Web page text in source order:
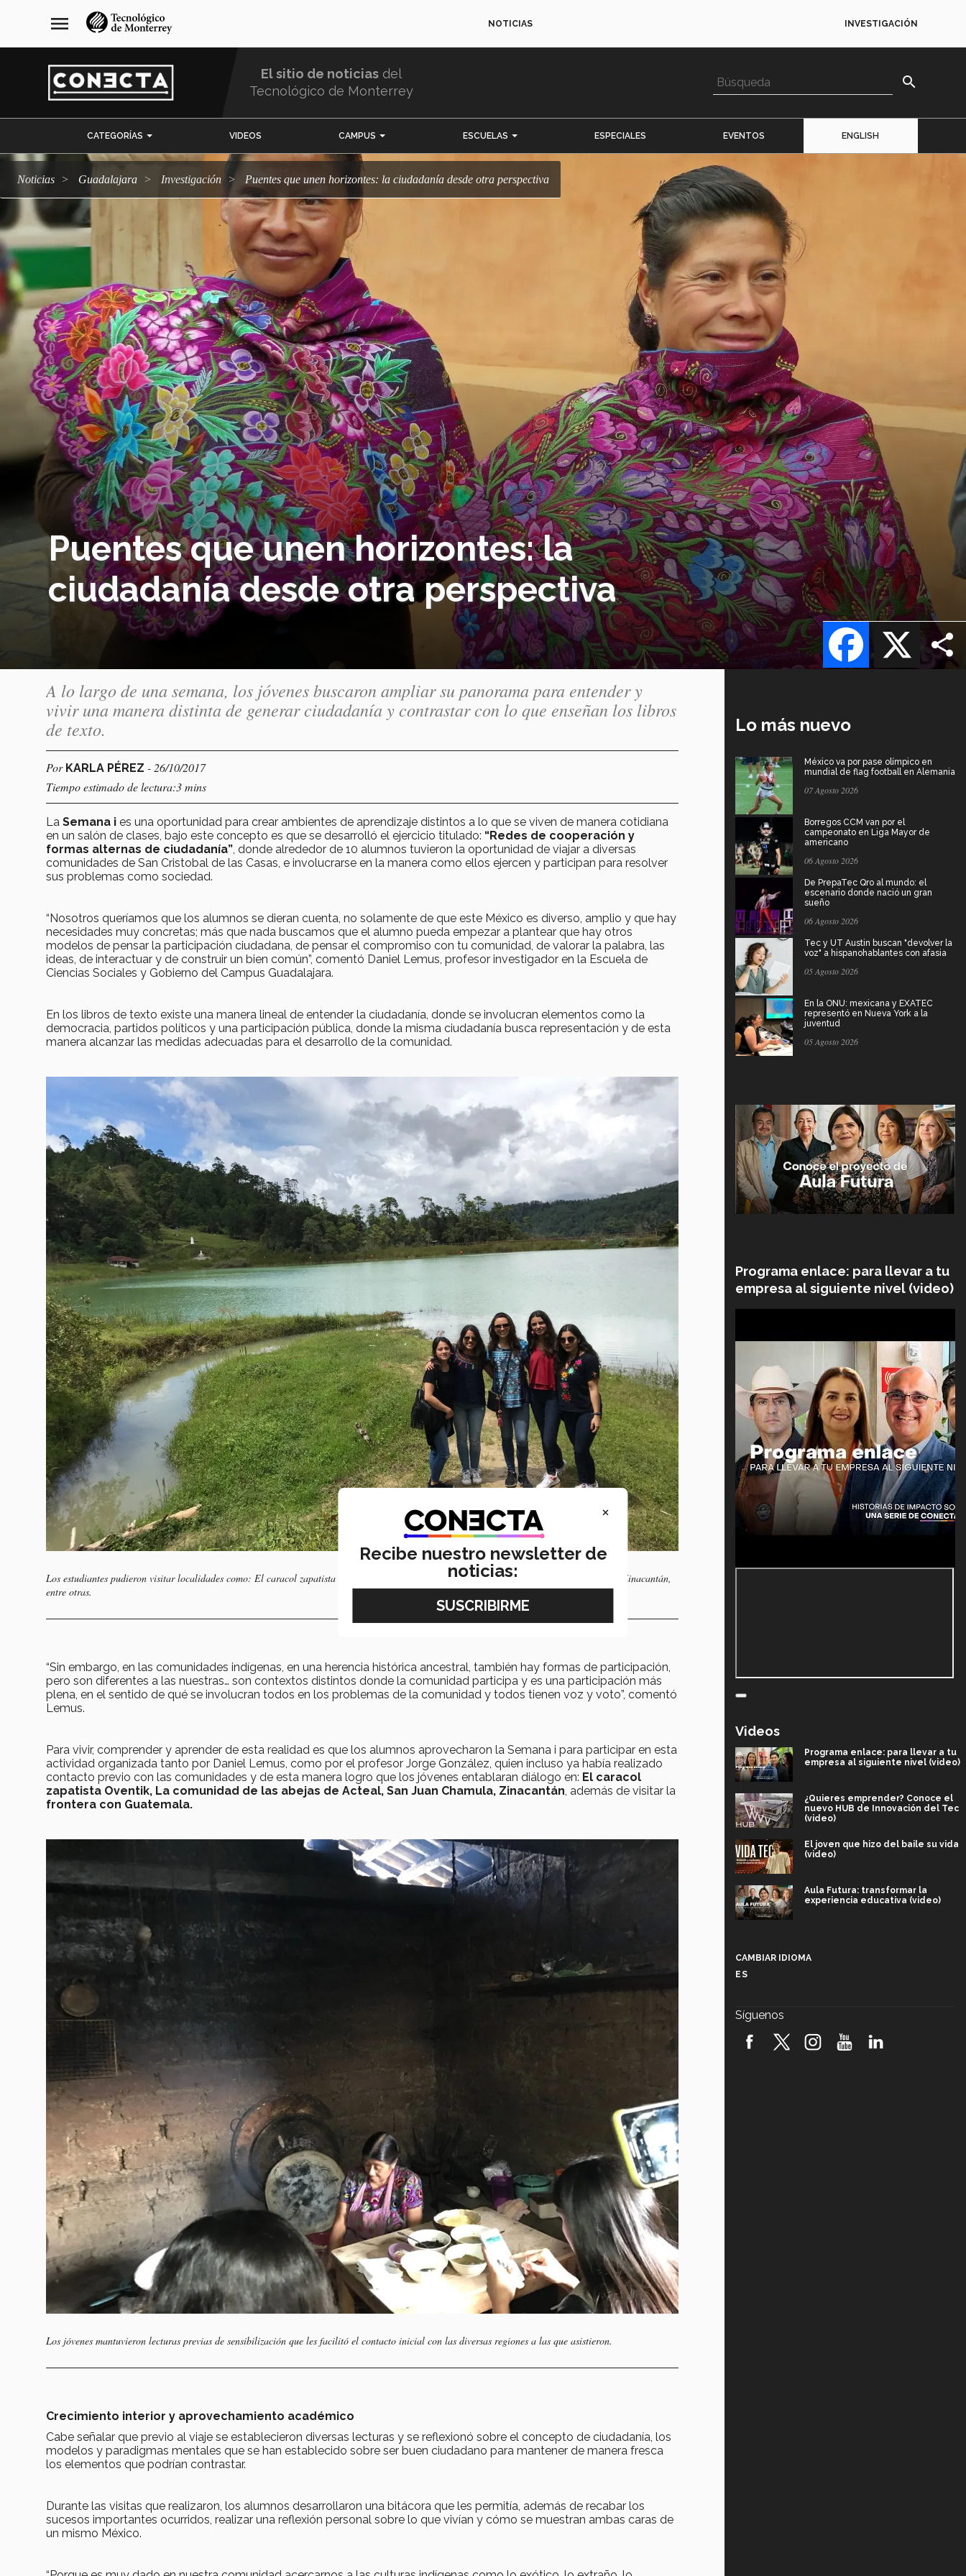
navegación
principal
menu NOTICIAS INVESTIGACIÓN
El sitio de noticias del
Tecnológico de Monterrey
search
CATEGORÍAS VIDEOS CAMPUS ESCUELAS ESPECIALES EVENTOS ENGLISH
Noticias Guadalajara Investigación Puentes que unen horizontes: la ciudadanía desde otra perspectiva
Puentes que unen horizontes: la
ciudadanía desde otra perspectiva
X
Facebook
A lo largo de una semana, los jóvenes buscaron ampliar su panorama para entender y
vivir una manera distinta de generar ciudadanía y contrastar con lo que enseñan los libros
de texto.
Por KARLA PÉREZ - 26/10/2017
Tiempo estimado de lectura:3 mins
La Semana i es una oportunidad para crear ambientes de aprendizaje distintos a lo que se viven de manera cotidiana
en un salón de clases, bajo este concepto es que se desarrolló el ejercicio titulado: “Redes de cooperación y
formas alternas de ciudadanía” , donde alrededor de 10 alumnos tuvieron la oportunidad de viajar a diversas
comunidades de San Cristobal de las Casas, e involucrarse en la manera como ellos ejercen y participan para resolver
sus problemas como sociedad.
“Nosotros queríamos que los alumnos se dieran cuenta, no solamente de que este México es diverso, amplio y que hay
necesidades muy concretas; más que nada buscamos que el alumno pueda empezar a plantear que hay otros
modelos de pensar la participación ciudadana, de pensar el compromiso con tu comunidad, de valorar la palabra, las
ideas, de interactuar y de construir un bien común”, comentó Daniel Lemus, profesor investigador en la Escuela de
Ciencias Sociales y Gobierno del Campus Guadalajara.
En los libros de texto existe una manera lineal de entender la ciudadanía, donde se involucran elementos como la
democracia, partidos políticos y una participación pública, donde la misma ciudadanía busca representación y de esta
manera alcanzar las medidas adecuadas para el desarrollo de la comunidad.
Los estudiantes pudieron visitar localidades como: El caracol zapatista Oventik, La comunidad de las abejas de Acteal, San Juan Chamula y Zinacantán,
entre otras.
“Sin embargo, en las comunidades indígenas, en una herencia histórica ancestral, también hay formas de participación,
pero son diferentes a las nuestras… son contextos distintos donde la comunidad participa y es una participación más
plena, en el sentido de qué se involucran todos en los problemas de la comunidad y todos tienen voz y voto”, comentó
Lemus.
Para vivir, comprender y aprender de esta realidad es que los alumnos aprovecharon la Semana i para participar en esta
actividad organizada tanto por Daniel Lemus, como por el profesor Jorge González, quien incluso ya había realizado
contacto previo con las comunidades y de esta manera logro que los jóvenes entablaran diálogo en: El caracol
zapatista Oventik, La comunidad de las abejas de Acteal, San Juan Chamula, Zinacantán , además de visitar la
frontera con Guatemala.
Los jóvenes mantuvieron lecturas previas de sensibilización que les facilitó el contacto inicial con las diversas regiones a las que asistieron.
Crecimiento interior y aprovechamiento académico
Cabe señalar que previo al viaje se establecieron diversas lecturas y se reflexionó sobre el concepto de ciudadanía, los
modelos y paradigmas mentales que se han establecido sobre ser buen ciudadano para mantener de manera fresca
los elementos que podrían contrastar.
Durante las visitas que realizaron, los alumnos desarrollaron una bitácora que les permitía, además de recabar los
sucesos importantes ocurridos, realizar una reflexión personal sobre lo que vivían y cómo se muestran ambas caras de
un mismo México.
Lo más nuevo
México va por pase olímpico en
mundial de flag football en Alemania
07 Agosto 2026
Borregos CCM van por el
campeonato en Liga Mayor de
americano
06 Agosto 2026
De PrepaTec Qro al mundo: el
escenario donde nació un gran
sueño
06 Agosto 2026
Tec y UT Austin buscan "devolver la
voz" a hispanohablantes con afasia
05 Agosto 2026
En la ONU: mexicana y EXATEC
representó en Nueva York a la
juventud
05 Agosto 2026
Programa enlace: para llevar a tu
empresa al siguiente nivel (video)
Videos
Programa enlace: para llevar a tu
empresa al siguiente nivel (video)
¿Quieres emprender? Conoce el
nuevo HUB de Innovación del Tec
(video)
El joven que hizo del baile su vida
(video)
Aula Futura: transformar la
experiencia educativa (video)
robótica FIRST 2026! (video)
CAMBIAR IDIOMA
ES
Síguenos
×
Recibe nuestro newsletter de
noticias: